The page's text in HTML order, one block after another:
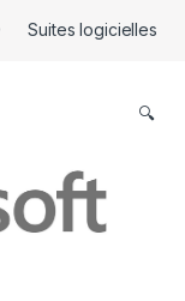
Suites logicielles
🔍